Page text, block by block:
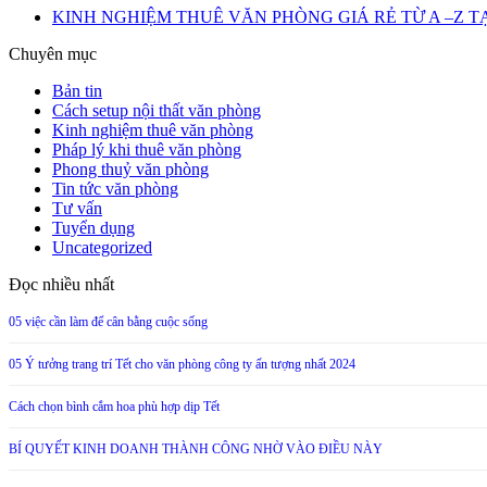
KINH NGHIỆM THUÊ VĂN PHÒNG GIÁ RẺ TỪ A –Z
Chuyên mục
Bản tin
Cách setup nội thất văn phòng
Kinh nghiệm thuê văn phòng
Pháp lý khi thuê văn phòng
Phong thuỷ văn phòng
Tin tức văn phòng
Tư vấn
Tuyển dụng
Uncategorized
Đọc nhiều nhất
05 việc cần làm để cân bằng cuộc sống
05 Ý tưởng trang trí Tết cho văn phòng công ty ấn tượng nhất 2024
Cách chọn bình cắm hoa phù hợp dịp Tết
BÍ QUYẾT KINH DOANH THÀNH CÔNG NHỜ VÀO ĐIỀU NÀY